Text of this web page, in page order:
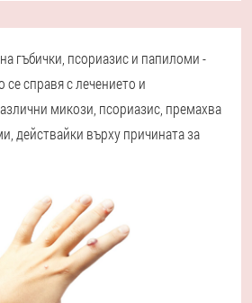
гъбички, псориазис и папиломи -
справя с лечението и
микози, псориазис, премахва
действайки върху причината за